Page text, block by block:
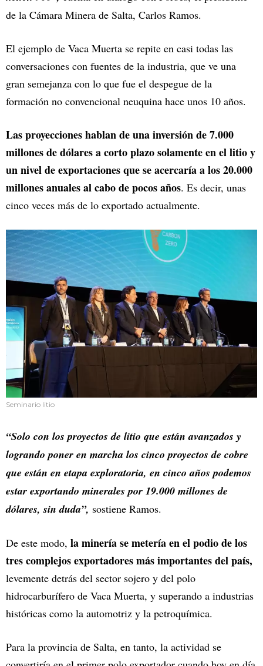
de la Cámara Minera de Salta, Carlos Ramos.
El ejemplo de Vaca Muerta se repite en casi todas las
conversaciones con fuentes de la industria, que ve una
gran semejanza con lo que fue el despegue de la
formación no convencional neuquina hace unos 10 años.
Las proyecciones hablan de una inversión de 7.000
millones de dólares a corto plazo solamente en el litio y
un nivel de exportaciones que se acercaría a los 20.000
millones anuales al cabo de pocos años. Es decir, unas
cinco veces más de lo exportado actualmente.
Seminario litio
“Solo con los proyectos de litio que están avanzados y
logrando poner en marcha los cinco proyectos de cobre
que están en etapa exploratoria, en cinco años podemos
estar exportando minerales por 19.000 millones de
dólares, sin duda”, sostiene Ramos.
De este modo, la minería se metería en el podio de los
tres complejos exportadores más importantes del país,
levemente detrás del sector sojero y del polo
hidrocarburífero de Vaca Muerta, y superando a industrias
históricas como la automotriz y la petroquímica.
Para la provincia de Salta, en tanto, la actividad se